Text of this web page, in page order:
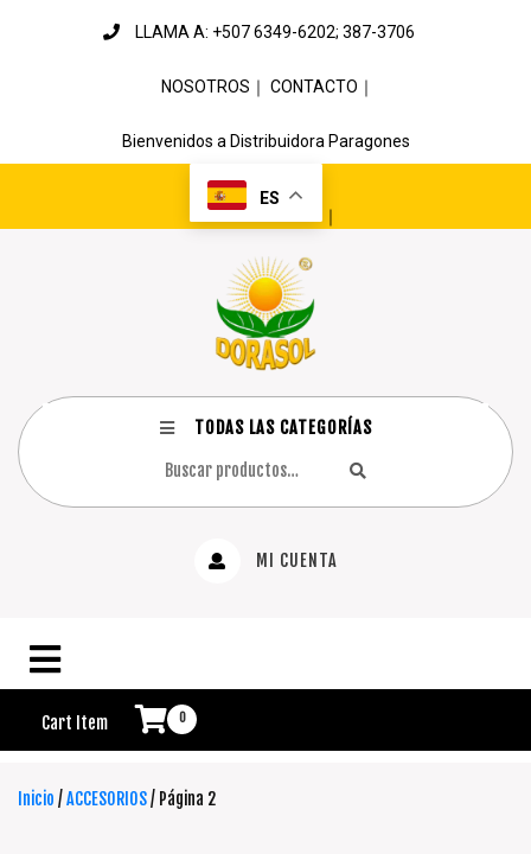
LLAMA A: +507 6349-6202; 387-3706
NOSOTROS ｜ CONTACTO ｜
Bienvenidos a Distribuidora Paragones
ES
｜
TODAS LAS CATEGORÍAS
MI CUENTA
Cart Item 0
Inicio /ACCESORIOS/ Página 2